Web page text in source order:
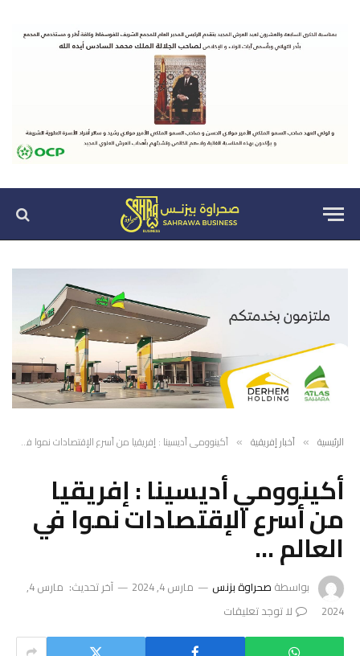
الرئيسية » أخبار إفريقية » أكينوومي أديسينا : إفريقيا من أسرع الإقتصادات نموا في العالم …
أكينوومي أديسينا : إفريقيا
من أسرع الإقتصادات نموا في
العالم …
بواسطة صحراوة بزنس مارس 4, 2024 آخر تحديث:
مارس 4,
2024
لا توجد تعليقات